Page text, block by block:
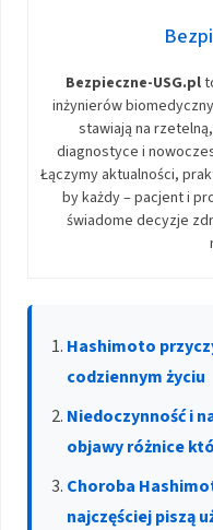
Bezpieczne-USG.pl
inżynierów
stawiają na
diagnostyce i
Łączymy aktualności,
by każdy – pacjent i
świadome decyzje
Hashimoto
codziennym życiu
Niedoczynność i
objawy różnice
Choroba
najczęściej piszą